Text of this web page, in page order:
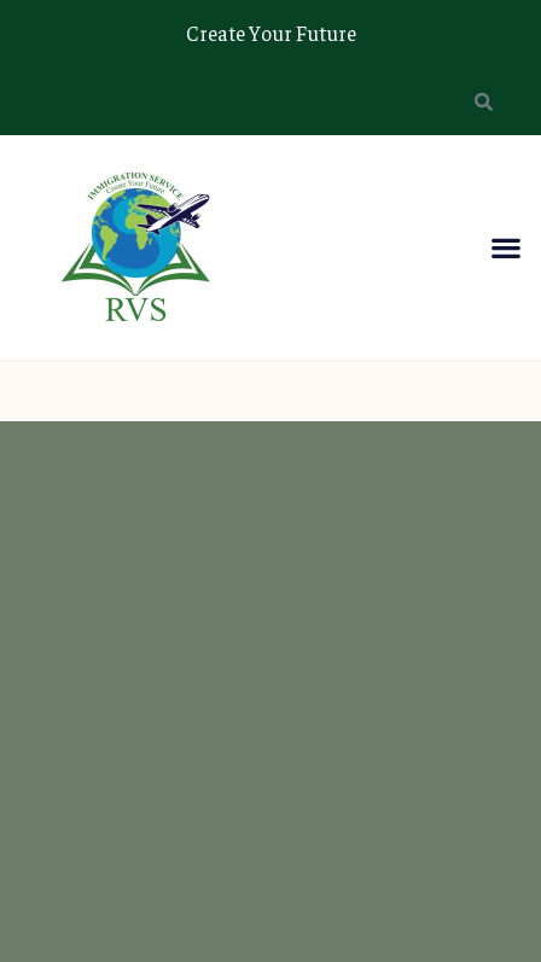
Create Your Future